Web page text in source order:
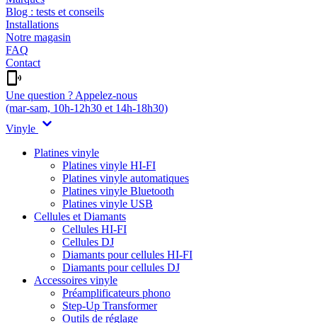
Blog : tests et conseils
Installations
Notre magasin
FAQ
Contact
Une question ? Appelez-nous
(mar-sam, 10h-12h30 et 14h-18h30)
Vinyle
Platines vinyle
Platines vinyle HI-FI
Platines vinyle automatiques
Platines vinyle Bluetooth
Platines vinyle USB
Cellules et Diamants
Cellules HI-FI
Cellules DJ
Diamants pour cellules HI-FI
Diamants pour cellules DJ
Accessoires vinyle
Préamplificateurs phono
Step-Up Transformer
Outils de réglage